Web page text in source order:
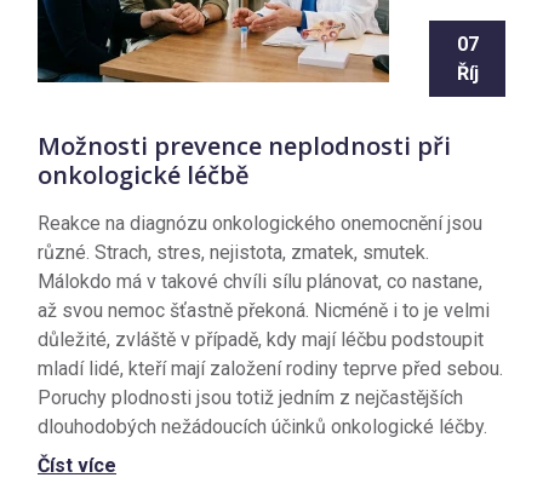
07
Říj
Možnosti prevence neplodnosti při
onkologické léčbě
Reakce na diagnózu onkologického onemocnění jsou
různé. Strach, stres, nejistota, zmatek, smutek.
Málokdo má v takové chvíli sílu plánovat, co nastane,
až svou nemoc šťastně překoná. Nicméně i to je velmi
důležité, zvláště v případě, kdy mají léčbu podstoupit
mladí lidé, kteří mají založení rodiny teprve před sebou.
Poruchy plodnosti jsou totiž jedním z nejčastějších
dlouhodobých nežádoucích účinků onkologické léčby.
Číst více